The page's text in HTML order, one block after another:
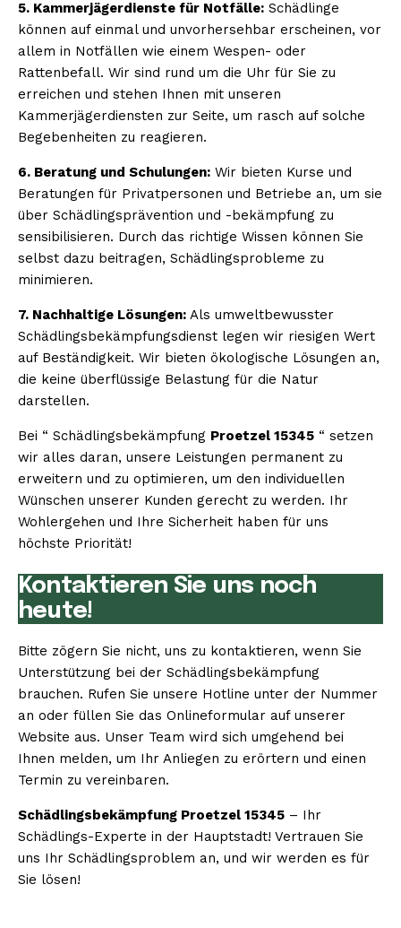
5. Kammerjägerdienste für Notfälle: Schädlinge
können auf einmal und unvorhersehbar erscheinen, vor
allem in Notfällen wie einem Wespen- oder
Rattenbefall. Wir sind rund um die Uhr für Sie zu
erreichen und stehen Ihnen mit unseren
Kammerjägerdiensten zur Seite, um rasch auf solche
Begebenheiten zu reagieren.
6. Beratung und Schulungen: Wir bieten Kurse und
Beratungen für Privatpersonen und Betriebe an, um sie
über Schädlingsprävention und -bekämpfung zu
sensibilisieren. Durch das richtige Wissen können Sie
selbst dazu beitragen, Schädlingsprobleme zu
minimieren.
7. Nachhaltige Lösungen: Als umweltbewusster
Schädlingsbekämpfungsdienst legen wir riesigen Wert
auf Beständigkeit. Wir bieten ökologische Lösungen an,
die keine überflüssige Belastung für die Natur
darstellen.
Bei “ Schädlingsbekämpfung Proetzel 15345 “ setzen
wir alles daran, unsere Leistungen permanent zu
erweitern und zu optimieren, um den individuellen
Wünschen unserer Kunden gerecht zu werden. Ihr
Wohlergehen und Ihre Sicherheit haben für uns
höchste Priorität!
Kontaktieren Sie uns noch
heute!
Bitte zögern Sie nicht, uns zu kontaktieren, wenn Sie
Unterstützung bei der Schädlingsbekämpfung
brauchen. Rufen Sie unsere Hotline unter der Nummer
an oder füllen Sie das Onlineformular auf unserer
Website aus. Unser Team wird sich umgehend bei
Ihnen melden, um Ihr Anliegen zu erörtern und einen
Termin zu vereinbaren.
Schädlingsbekämpfung Proetzel 15345 – Ihr
Schädlings-Experte in der Hauptstadt! Vertrauen Sie
uns Ihr Schädlingsproblem an, und wir werden es für
Sie lösen!